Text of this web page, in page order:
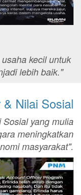
kecil untuk
lebih baik."
& Nilai Sosial
yang mulia
meningkatkan
masyarakat".